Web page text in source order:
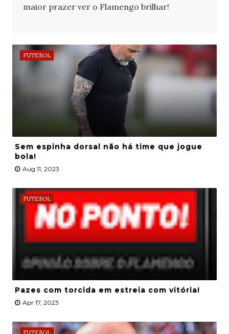
maior prazer ver o Flamengo brilhar!
FUTEBOL
Sem espinha dorsal não há time que jogue
bola!
Aug 11, 2023
FUTEBOL
Pazes com torcida em estreia com vitória!
Apr 17, 2023